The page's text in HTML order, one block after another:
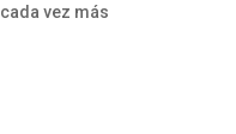
vez más